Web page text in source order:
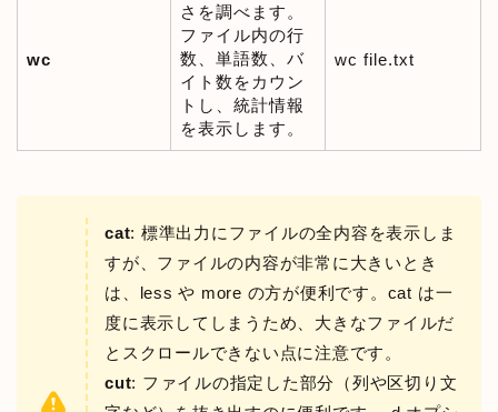
wc
さを調べます。
ファイル内の行
数、単語数、バ
イト数をカウン
トし、統計情報
を表示します。
wc file.txt
cat: 標準出力にファイルの全内容を表示しま
すが、ファイルの内容が非常に大きいとき
は、less や more の方が便利です。cat は一
度に表示してしまうため、大きなファイルだ
とスクロールできない点に注意です。
cut: ファイルの指定した部分（列や区切り文